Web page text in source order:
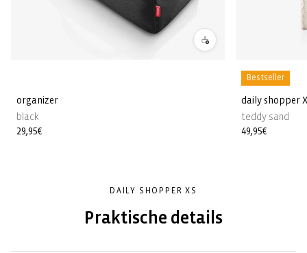
organizer
black
Normale
29,95€
Bestseller
daily shopper
teddy sand
Normale
49,95€
DAILY SHOPPER XS
Praktische details